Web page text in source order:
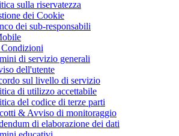
sulla riservatezza
dei Cookie
dei sub-responsabili
di servizio generali
dell'utente
sul livello di servizio
di utilizzo accettabile
del codice di terze parti
& Avviso di monitoraggio
di elaborazione dei dati